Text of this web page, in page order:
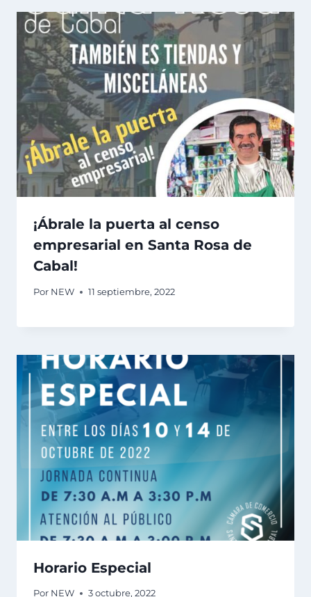
¡Ábrale la puerta al censo
empresarial en Santa Rosa de
Cabal!
Por NEW 11 septiembre, 2022
Horario Especial
Por NEW 3 octubre, 2022